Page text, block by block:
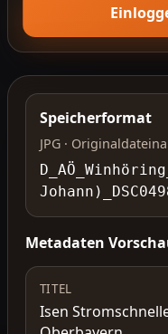
Speicherformat
JPG ·
Metadaten
TITEL
Isen